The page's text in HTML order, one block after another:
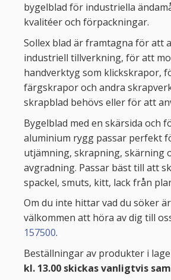
bygelblad för industriella
kvalitéer och förpackningar.
Sollex blad är framtagna för att
industriell tillverkning, för att
handverktyg som klickskrapor,
färgskrapor och andra
skrapblad behövs eller för att
Bygelblad med en skärsida och
aluminium rygg passar perfekt
utjämning, skrapning, skärning
avgradning. Passar bäst till att
spackel, smuts, kitt, lack från
Om du inte hittar vad du söker
välkommen att höra av dig till
157500.
Beställningar av produkter i
kl. 13.00 skickas vanligtvis